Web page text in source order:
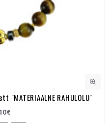
RAHULOLU"